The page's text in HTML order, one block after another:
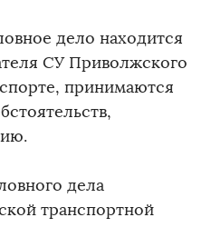
дело находится
СУ Приволжского
принимаются
дела
транспортной